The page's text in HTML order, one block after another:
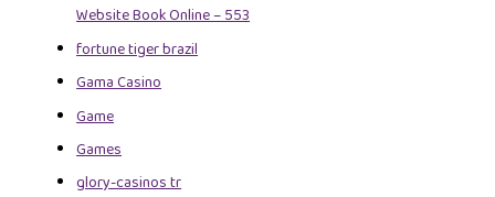
Website Book Online – 553
fortune tiger brazil
Gama Casino
Game
Games
glory-casinos tr